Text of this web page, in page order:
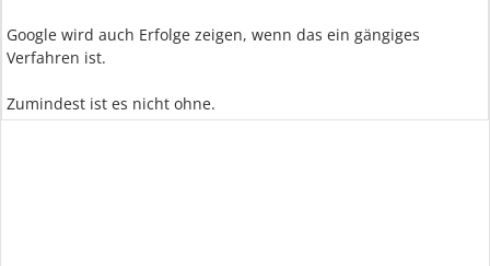
Google wird auch Erfolge zeigen, wenn das ein gängiges
Verfahren ist.
Zumindest ist es nicht ohne.